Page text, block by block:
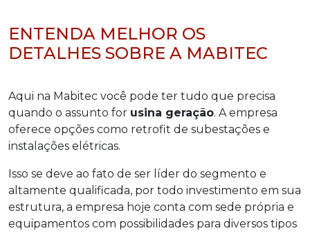
ENTENDA MELHOR OS
DETALHES SOBRE A MABITEC
Aqui na Mabitec você pode ter tudo que precisa
quando o assunto for usina geração. A empresa
oferece opções como retrofit de subestações e
instalações elétricas.
Isso se deve ao fato de ser líder do segmento e
altamente qualificada, por todo investimento em sua
estrutura, a empresa hoje conta com sede própria e
equipamentos com possibilidades para diversos tipos